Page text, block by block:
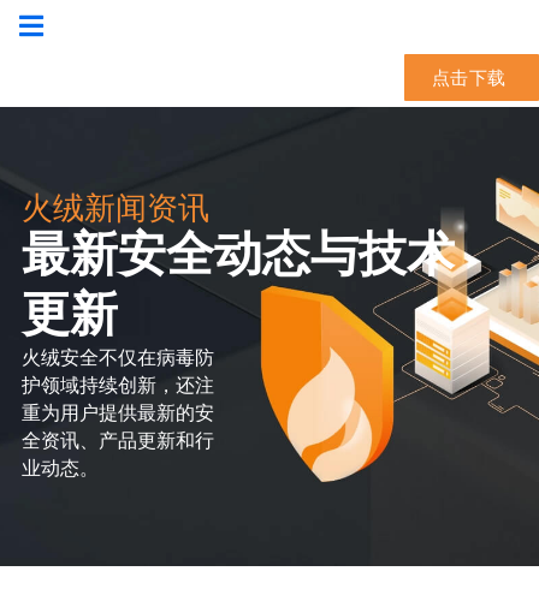
点击下载
火绒新闻资讯
最新安全动态与技术
更新
火绒安全不仅在病毒防
护领域持续创新，还注
重为用户提供最新的安
全资讯、产品更新和行
业动态。